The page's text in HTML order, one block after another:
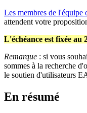
Les membres de l'équipe
attendent votre
L'échéance est fixée au
Remarque : si vous
sommes à la recherche
le soutien d'utilisateurs
En résumé